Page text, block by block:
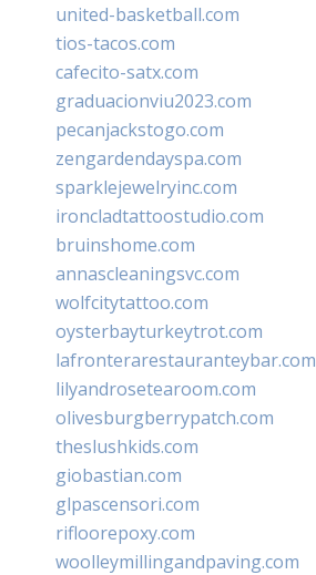
united-basketball.com
tios-tacos.com
cafecito-satx.com
graduacionviu2023.com
pecanjackstogo.com
zengardendayspa.com
sparklejewelryinc.com
ironcladtattoostudio.com
bruinshome.com
annascleaningsvc.com
wolfcitytattoo.com
oysterbayturkeytrot.com
lafronterarestauranteybar.com
lilyandrosetearoom.com
olivesburgberrypatch.com
theslushkids.com
giobastian.com
glpascensori.com
rifloorepoxy.com
woolleymillingandpaving.com